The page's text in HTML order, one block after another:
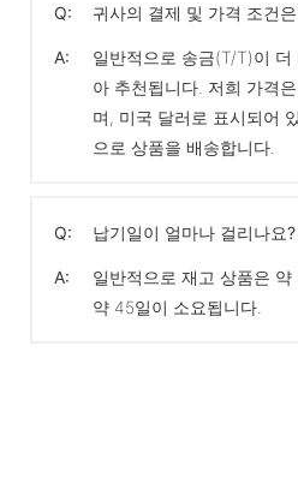
Q: 귀사의 결제 및 가격 조건
A:
일반적으로 송금(T/T)이
아 추천됩니다. 저희 가격
며, 미국 달러로 표시되어
으로 상품을 배송합니다.
Q: 납기일이 얼마나 걸리나요?
A:
일반적으로 재고 상품은
약 45일이 소요됩니다.